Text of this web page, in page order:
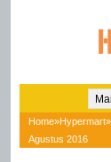
Home»Hypermart»
Agustus 2016